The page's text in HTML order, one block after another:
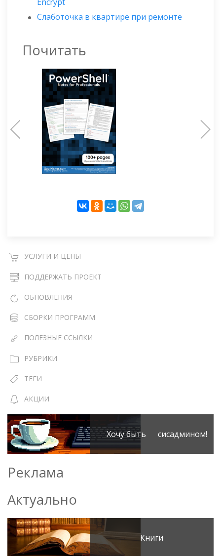
Слаботочка в квартире при ремонте
Почитать
УСЛУГИ И ЦЕНЫ
ПОДДЕРЖАТЬ ПРОЕКТ
ОБНОВЛЕНИЯ
СБОРКИ ПРОГРАММ
ПОЛЕЗНЫЕ ССЫЛКИ
РУБРИКИ
ТЕГИ
АКЦИИ
Хочу быть сисадмином!
Реклама
Актуально
Книги